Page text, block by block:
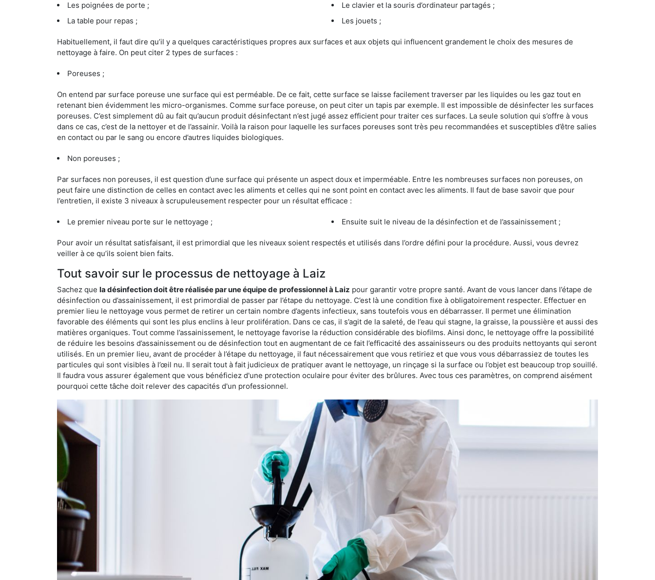
Les poignées de porte ;
La table pour repas ;
Le clavier et la souris d’ordinateur partagés ;
Les jouets ;
Habituellement, il faut dire qu’il y a quelques caractéristiques propres aux surfaces et aux objets qui influencent grandement le choix des mesures de
nettoyage à faire. On peut citer 2 types de surfaces :
Poreuses ;
On entend par surface poreuse une surface qui est perméable. De ce fait, cette surface se laisse facilement traverser par les liquides ou les gaz tout en
retenant bien évidemment les micro-organismes. Comme surface poreuse, on peut citer un tapis par exemple. Il est impossible de désinfecter les surfaces
poreuses. C’est simplement dû au fait qu’aucun produit désinfectant n’est jugé assez efficient pour traiter ces surfaces. La seule solution qui s’offre à vous
dans ce cas, c’est de la nettoyer et de l’assainir. Voilà la raison pour laquelle les surfaces poreuses sont très peu recommandées et susceptibles d’être salies
en contact ou par le sang ou encore d’autres liquides biologiques.
Non poreuses ;
Par surfaces non poreuses, il est question d’une surface qui présente un aspect doux et imperméable. Entre les nombreuses surfaces non poreuses, on
peut faire une distinction de celles en contact avec les aliments et celles qui ne sont point en contact avec les aliments. Il faut de base savoir que pour
l’entretien, il existe 3 niveaux à scrupuleusement respecter pour un résultat efficace :
Le premier niveau porte sur le nettoyage ; Ensuite suit le niveau de la désinfection et de l’assainissement ;
Pour avoir un résultat satisfaisant, il est primordial que les niveaux soient respectés et utilisés dans l’ordre défini pour la procédure. Aussi, vous devrez
veiller à ce qu’ils soient bien faits.
Tout savoir sur le processus de nettoyage à Laiz
Sachez que la désinfection doit être réalisée par une équipe de professionnel à Laiz pour garantir votre propre santé. Avant de vous lancer dans l’étape de
désinfection ou d’assainissement, il est primordial de passer par l’étape du nettoyage. C’est là une condition fixe à obligatoirement respecter. Effectuer en
premier lieu le nettoyage vous permet de retirer un certain nombre d’agents infectieux, sans toutefois vous en débarrasser. Il permet une élimination
favorable des éléments qui sont les plus enclins à leur prolifération. Dans ce cas, il s’agit de la saleté, de l’eau qui stagne, la graisse, la poussière et aussi des
matières organiques. Tout comme l’assainissement, le nettoyage favorise la réduction considérable des biofilms. Ainsi donc, le nettoyage offre la possibilité
de réduire les besoins d’assainissement ou de désinfection tout en augmentant de ce fait l’efficacité des assainisseurs ou des produits nettoyants qui seront
utilisés. En un premier lieu, avant de procéder à l’étape du nettoyage, il faut nécessairement que vous retiriez et que vous vous débarrassiez de toutes les
particules qui sont visibles à l’œil nu. Il serait tout à fait judicieux de pratiquer avant le nettoyage, un rinçage si la surface ou l’objet est beaucoup trop souillé.
Il faudra vous assurer également que vous bénéficiez d'une protection oculaire pour éviter des brûlures. Avec tous ces paramètres, on comprend aisément
pourquoi cette tâche doit relever des capacités d'un professionnel.